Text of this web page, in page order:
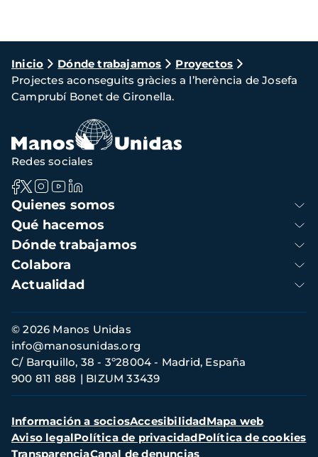
Ruta
de
navegación
Inicio Dónde trabajamos
Proyectos
Projectes aconseguits gràcies a l’herència de Josefa
Camprubí Bonet de Gironella.
Navegación
principal
Quienes somos
Qué hacemos
Dónde trabajamos
Colabora
Actualidad
Redes sociales
Información
de
contacto
© 2026 Manos Unidas
C/ Barquillo, 38 - 3º28004 - Madrid, España
900 811 888
BIZUM 33439
info@manosunidas.org
Menú
secundario
Información a sociosAccesibilidadMapa web
Aviso legalPolítica de privacidadPolítica de cookies
TransparenciaCanal de denuncias